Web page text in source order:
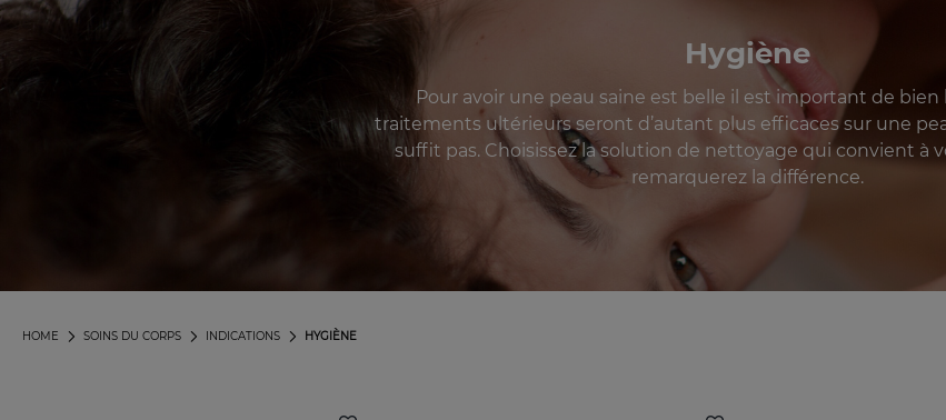
Hygiène
Pour avoir une peau saine est belle il est important de bien
traitements ultérieurs seront d’autant plus efficaces sur une
suffit pas. Choisissez la solution de nettoyage qui convient à
remarquerez la différence.
HYGIÈNE
INDICATIONS
SOINS DU CORPS
HOME